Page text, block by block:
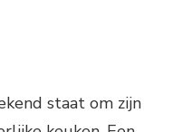
staat om zijn